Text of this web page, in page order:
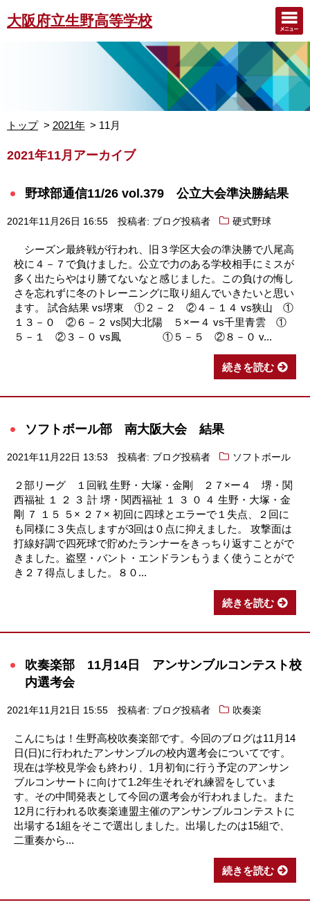
大阪府立生野高等学校
トップ 2021年 11月
2021年11月アーカイブ
野球部通信11/26 vol.379 公立大会準決勝結果
2021年11月26日 16:55 投稿者: ブログ投稿者 硬式野球
シーズン最終戦が行われ、旧３学区大会の準決勝で八尾高
校に４－７で負けました。公立で力のある学校相手にミスが
多く出たらやはり勝てないなと感じました。この負けの悔し
さを忘れずに冬のトレーニングに取り組んでいきたいと思い
ます。 試合結果 vs堺東 ①２－２ ②４－１４ vs狭山 ①
１３－０ ②６－２ vs関大北陽 ５×ー４ vs千里青雲 ①
５－１ ②３－０ vs鳳 ①５－５ ②８－０ v...
続きを読む
ソフトボール部 南大阪大会 結果
2021年11月22日 13:53 投稿者: ブログ投稿者 ソフトボール
２部リーグ １回戦 生野・大塚・金剛 ２７×ー４ 堺・関
西福祉 １ ２ ３ 計 堺・関西福祉 １ ３ ０ ４ 生野・大塚・金
剛 ７ １５ ５× ２７× 初回に四球とエラーで１失点、２回に
も同様に３失点しますが3回は０点に抑えました。 攻撃面は
打線好調で四死球で貯めたランナーをきっちり返すことがで
きました。盗塁・バント・エンドランもうまく使うことがで
き２７得点しました。８０...
続きを読む
吹奏楽部 11月14日 アンサンブルコンテスト校
内選考会
2021年11月21日 15:55 投稿者: ブログ投稿者 吹奏楽
こんにちは！生野高校吹奏楽部です。今回のブログは11月14
日(日)に行われたアンサンブルの校内選考会についてです。
現在は学校見学会も終わり、1月初旬に行う予定のアンサン
ブルコンサートに向けて1.2年生それぞれ練習をしていま
す。その中間発表として今回の選考会が行われました。また
12月に行われる吹奏楽連盟主催のアンサンブルコンテストに
出場する1組をそこで選出しました。出場したのは15組で、
二重奏から...
続きを読む